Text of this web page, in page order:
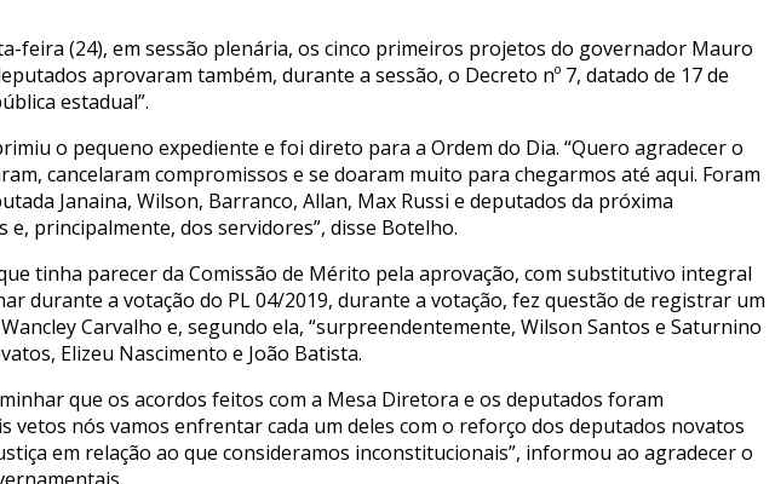
feira (24), em sessão plenária, os cinco primeiros projetos do governador Mauro
aprovaram também, durante a sessão, o Decreto nº 7, datado de 17 de
estadual”.
o pequeno expediente e foi direto para a Ordem do Dia. “Quero agradecer o
cancelaram compromissos e se doaram muito para chegarmos até aqui. Foram
Janaina, Wilson, Barranco, Allan, Max Russi e deputados da próxima
principalmente, dos servidores”, disse Botelho.
tinha parecer da Comissão de Mérito pela aprovação, com substitutivo integral
durante a votação do PL 04/2019, durante a votação, fez questão de registrar um
Carvalho e, segundo ela, “surpreendentemente, Wilson Santos e Saturnino
Elizeu Nascimento e João Batista.
que os acordos feitos com a Mesa Diretora e os deputados foram
vetos nós vamos enfrentar cada um deles com o reforço dos deputados novatos
em relação ao que consideramos inconstitucionais”, informou ao agradecer o